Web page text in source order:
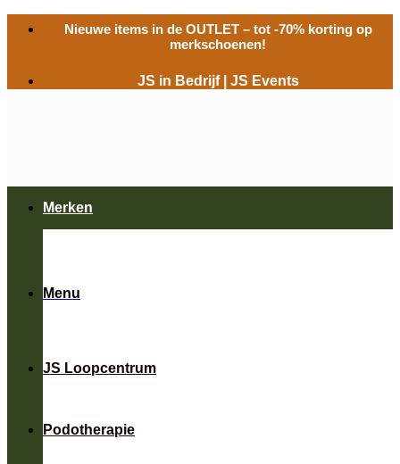
naar
Nieuwe items in de OUTLET– tot -70% korting op
merkschoenen!
JS in Bedrijf JS Events
Menu
JS Loopcentrum
Podotherapie
Merken